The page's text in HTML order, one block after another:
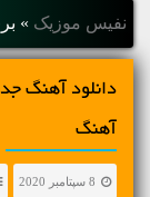
نفیس موزیک »
آهنگ
8 سپتامبر 2020